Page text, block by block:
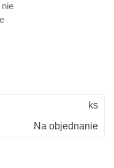
ks
Na objednanie